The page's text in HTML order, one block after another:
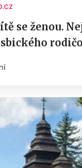
se ženou.